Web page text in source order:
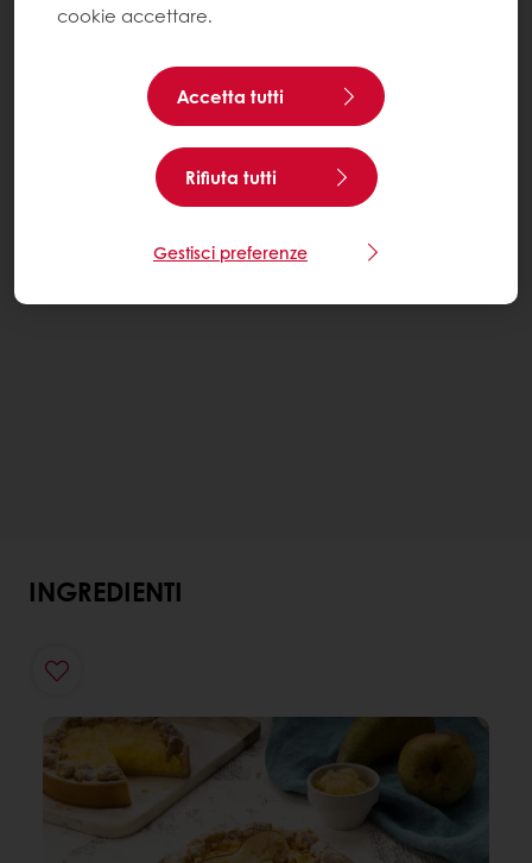
INGREDIENTI
cookie accettare.
Accetta tutti
Rifiuta tutti
Gestisci preferenze